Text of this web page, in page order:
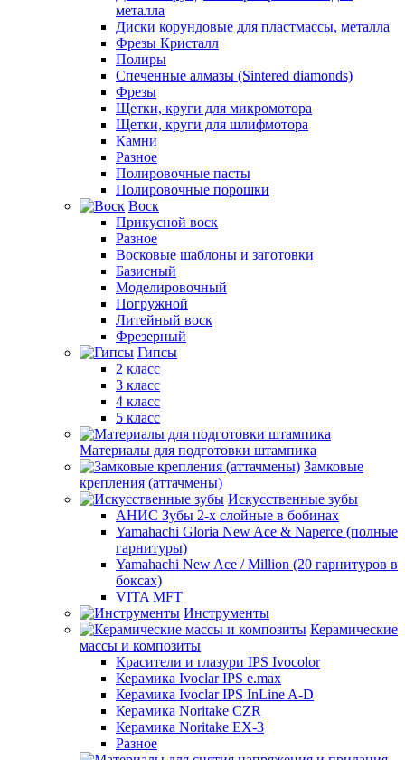
металла
Диски корундовые для пластмассы, металла
Фрезы Кристалл
Полиры
Спеченные алмазы (Sintered diamonds)
Фрезы
Щетки, круги для микромотора
Щетки, круги для шлифмотора
Камни
Разное
Полировочные пасты
Полировочные порошки
Воск
Прикусной воск
Разное
Восковые шаблоны и заготовки
Базисный
Моделировочный
Погружной
Литейный воск
Фрезерный
Гипсы
2 класс
3 класс
4 класс
5 класс
Материалы для подготовки штампика
Замковые
крепления (аттачмены)
Искусственные зубы
АНИС Зубы 2-х слойные в бобинах
Yamahachi Gloria New Ace & Naperce (полные
гарнитуры)
Yamahachi New Ace / Million (20 гарнитуров в
боксах)
VITA MFT
Инструменты
Керамические
массы и композиты
Красители и глазури IPS Ivocolor
Керамика Ivoclar IPS e.max
Керамика Ivoclar IPS InLine A-D
Керамика Noritake CZR
Керамика Noritake EX-3
Разное